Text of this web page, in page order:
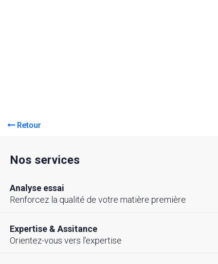
Retour
Nos services
Analyse essai
Renforcez la qualité de votre matière première
Expertise & Assitance
Orientez-vous vers l’expertise